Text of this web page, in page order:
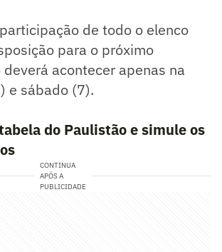
de todo o elenco
para o próximo
acontecer apenas na
e sábado (7).
do Paulistão e simule os
CONTINUA
APÓS A
PUBLICIDADE